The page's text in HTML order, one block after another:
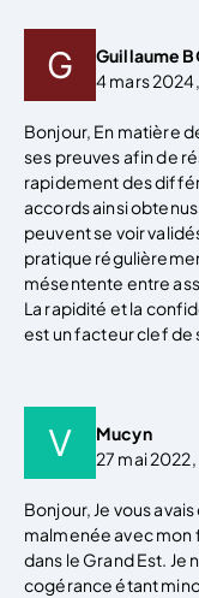
Guillaume
4 mars 2024,
Bonjour, En matière
ses preuves afin de
rapidement des
accords ainsi
peuvent se voir
pratique
mésentente entre
La rapidité et la
est un facteur clef de
Mucyn
27 mai 2022,
Bonjour, Je vous
malmenée avec mon
dans le Grand Est. Je
cogérance étant